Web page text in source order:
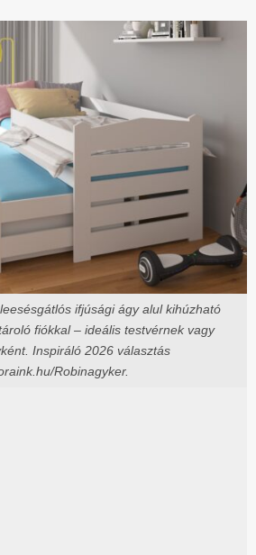
ifjúsági ágy alul kihúzható
fiókkal – ideális testvérnek vagy
Inspiráló 2026 választás
Robinagyker.